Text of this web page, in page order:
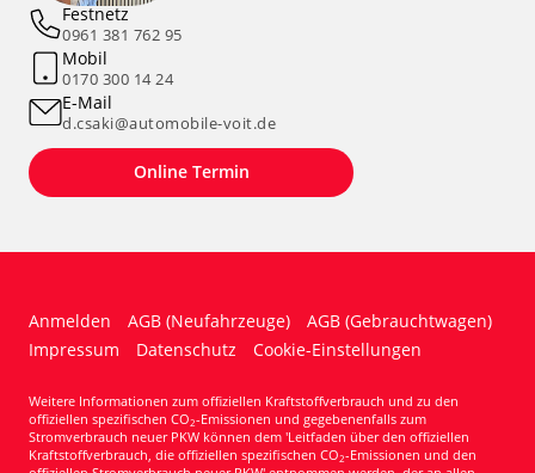
Festnetz
0961 381 762 95
Mobil
0170 300 14 24
E-Mail
d.csaki@automobile-voit.de
Online Termin
Anmelden AGB (Neufahrzeuge)
AGB (Gebrauchtwagen)
Impressum
Datenschutz Cookie-Einstellungen
Weitere Informationen zum offiziellen Kraftstoffverbrauch und zu den
offiziellen spezifischen CO2-Emissionen und gegebenenfalls zum
Stromverbrauch neuer PKW können dem 'Leitfaden über den offiziellen
Kraftstoffverbrauch, die offiziellen spezifischen CO2-Emissionen und den